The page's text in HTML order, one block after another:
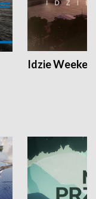
Idzie